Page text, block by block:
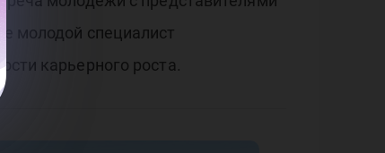
молодой специалист
карьерного роста.